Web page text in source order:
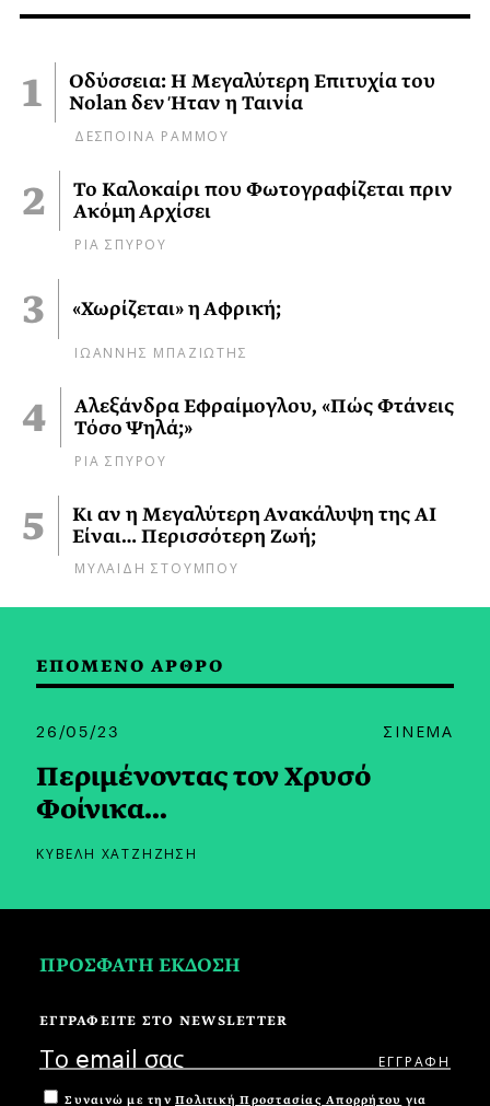
Οδύσσεια: Η Μεγαλύτερη Επιτυχία του
Nolan δεν Ήταν η Ταινία
ΔΕΣΠΟΙΝΑ ΡΑΜΜΟΥ
Το Καλοκαίρι που Φωτογραφίζεται πριν
Ακόμη Αρχίσει
ΡΙΑ ΣΠΥΡΟΥ
«Χωρίζεται» η Αφρική;
ΙΩΑΝΝΗΣ ΜΠΑΖΙΩΤΗΣ
Αλεξάνδρα Εφραίμογλου, «Πώς Φτάνεις
Τόσο Ψηλά;»
ΡΙΑ ΣΠΥΡΟΥ
Κι αν η Μεγαλύτερη Ανακάλυψη της AI
Είναι… Περισσότερη Ζωή;
ΜΥΛΑΙΔΗ ΣΤΟΥΜΠΟΥ
ΕΠΟΜΕΝΟ ΑΡΘΡΟ
26/05/23 ΣΙΝΕΜΑ
Περιμένοντας τον Χρυσό
Φοίνικα...
ΚΥΒΕΛΗ ΧΑΤΖΗΖΗΣΗ
ΠΡΟΣΦΑΤΗ ΕΚΔΟΣΗ
ΕΓΓΡΑΦΕΙΤΕ ΣΤΟ NEWSLETTER
Συναινώ με την Πολιτική Προστασίας Απορρήτου για